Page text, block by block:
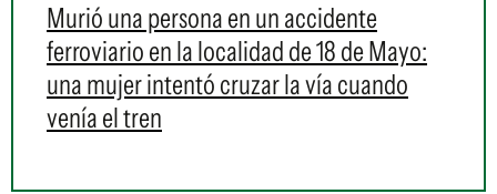
Murió una persona en un accidente
ferroviario en la localidad de 18 de Mayo:
una mujer intentó cruzar la vía cuando
venía el tren